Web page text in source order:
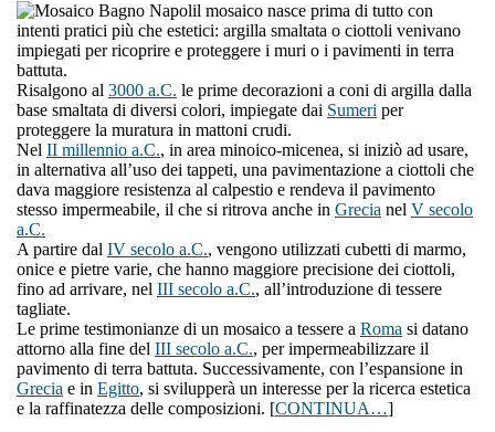
l mosaico nasce prima di tutto con
intenti pratici più che estetici: argilla smaltata o ciottoli venivano
impiegati per ricoprire e proteggere i muri o i pavimenti in terra
battuta.
Risalgono al 3000 a.C. le prime decorazioni a coni di argilla dalla
base smaltata di diversi colori, impiegate dai Sumeri per
proteggere la muratura in mattoni crudi.
Nel II millennio a.C., in area minoico-micenea, si iniziò ad usare,
in alternativa all’uso dei tappeti, una pavimentazione a ciottoli che
dava maggiore resistenza al calpestio e rendeva il pavimento
stesso impermeabile, il che si ritrova anche in Grecia nel V secolo
a.C.
A partire dal IV secolo a.C., vengono utilizzati cubetti di marmo,
onice e pietre varie, che hanno maggiore precisione dei ciottoli,
fino ad arrivare, nel III secolo a.C., all’introduzione di tessere
tagliate.
Le prime testimonianze di un mosaico a tessere a Roma si datano
attorno alla fine del III secolo a.C., per impermeabilizzare il
pavimento di terra battuta. Successivamente, con l’espansione in
Grecia e in Egitto, si svilupperà un interesse per la ricerca estetica
e la raffinatezza delle composizioni. [CONTINUA…]